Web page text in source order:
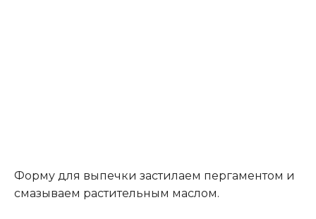
Форму для выпечки застилаем пергаментом и
смазываем растительным маслом.